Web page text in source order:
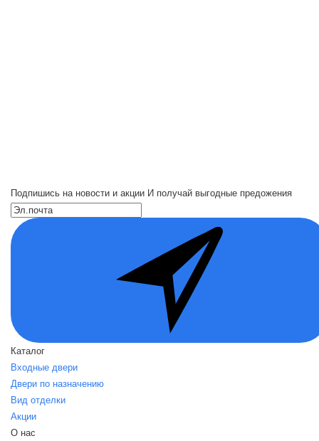
Подпишись на новости и акции И получай выгодные предожения
Каталог
Входные двери
Двери по назначению
Вид отделки
Акции
О нас